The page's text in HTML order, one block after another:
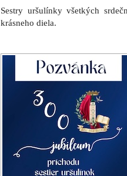
Sestry uršulínky všetkých
krásneho diela.